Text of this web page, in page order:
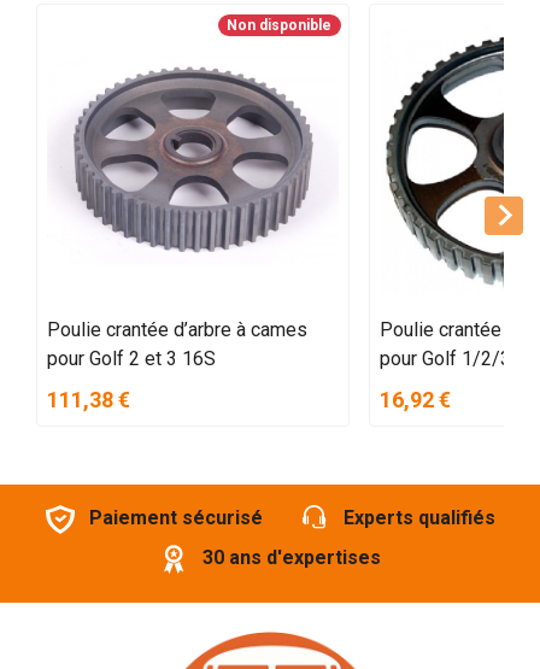
Non disponible
Poulie crantée d’arbre à cames
pour Golf 2 et 3 16S
111,38 €
Poulie crantée
pour Golf 1/2/3 et
16,92 €
Paiement sécurisé
Experts qualifiés
30 ans d'expertises